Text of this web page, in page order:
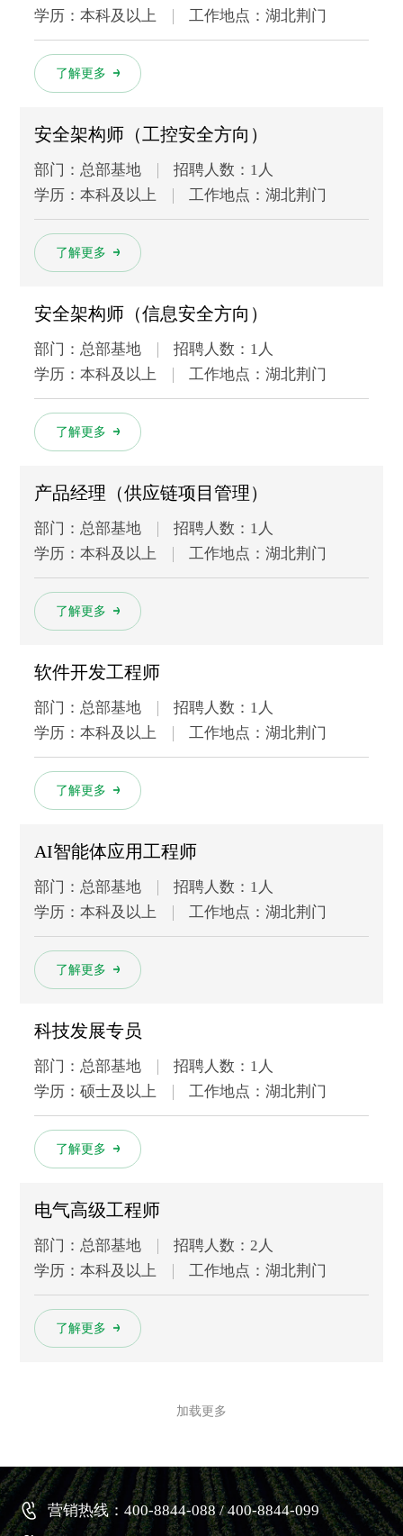
学历：本科及以上
工作地点：湖北荆门
了解更多
安全架构师（工控安全方向）
部门：总部基地
招聘人数：1人
学历：本科及以上
工作地点：湖北荆门
了解更多
安全架构师（信息安全方向）
部门：总部基地
招聘人数：1人
学历：本科及以上
工作地点：湖北荆门
了解更多
产品经理（供应链项目管理）
部门：总部基地
招聘人数：1人
学历：本科及以上
工作地点：湖北荆门
了解更多
软件开发工程师
部门：总部基地
招聘人数：1人
学历：本科及以上
工作地点：湖北荆门
了解更多
AI智能体应用工程师
部门：总部基地
招聘人数：1人
学历：本科及以上
工作地点：湖北荆门
了解更多
科技发展专员
部门：总部基地
招聘人数：1人
学历：硕士及以上
工作地点：湖北荆门
了解更多
电气高级工程师
部门：总部基地
招聘人数：2人
学历：本科及以上
工作地点：湖北荆门
了解更多
加载更多
营销热线：400-8844-088 / 400-8844-099